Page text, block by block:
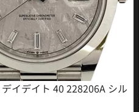
イデイト 40 228206A シル